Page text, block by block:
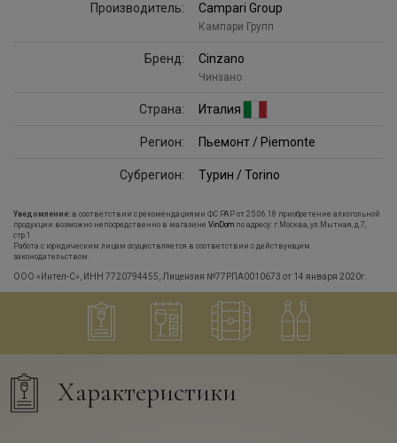
Производитель: Campari Group
Кампари Групп
Бренд: Cinzano
Чинзано
Страна: Италия
Регион: Пьемонт / Piemonte
Субрегион: Турин / Torino
Уведомление: в соответствии с рекомендациями ФС РАР от 25.06.18 приобретение алкогольной
продукции возможно непосредственно в магазине VinDom по адресу: г.Москва, ул.Мытная, д.7,
стр.1
Работа с юридическим лицам осуществляется в соответствии с действующим
законодательством.
ООО «Интел-С», ИНН 7720794455, Лицензия №77РПА0010673 от 14 января 2020г.
Характеристики